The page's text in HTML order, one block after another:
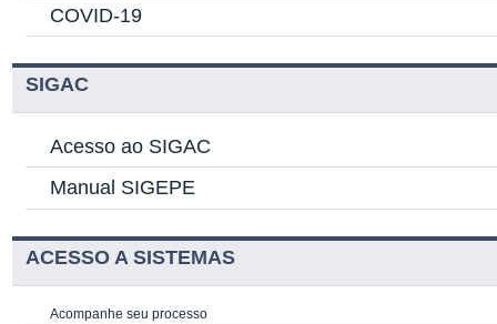
COVID-19
SIGAC
Acesso ao SIGAC
Manual SIGEPE
ACESSO A SISTEMAS
Acompanhe seu processo